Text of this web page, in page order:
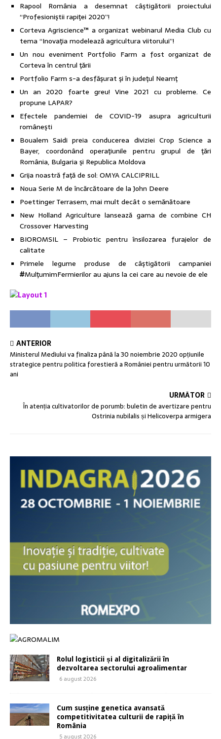
Rapool România a desemnat câştigătorii proiectului
“Profesioniştii rapiţei 2020”!
Corteva Agriscience™ a organizat webinarul Media Club cu
tema “Inovaţia modelează agricultura viitorului”!
Un nou eveniment Portfolio Farm a fost organizat de
Corteva în centrul ţării
Portfolio Farm s-a desfăşurat şi în judeţul Neamţ
Un an 2020 foarte greu! Vine 2021 cu probleme. Ce
propune LAPAR?
Efectele pandemiei de COVID-19 asupra agriculturii
româneşti
Boualem Saidi preia conducerea diviziei Crop Science a
Bayer, coordonând operaţiunile pentru grupul de ţări
România, Bulgaria şi Republica Moldova
Grija noastră faţă de sol: OMYA CALCIPRILL
Noua Serie M de încărcătoare de la John Deere
Poettinger Terrasem, mai mult decât o semănătoare
New Holland Agriculture lansează gama de combine CH
Crossover Harvesting
BIOROMSIL – Probiotic pentru însilozarea furajelor de
calitate
Primele legume produse de câştigătorii campaniei
#MulţumimFermierilor au ajuns la cei care au nevoie de ele
ANTERIOR
Ministerul Mediului va finaliza până la 30 noiembrie 2020 opțiunile
strategice pentru politica forestieră a României pentru următorii 10
ani
URMĂTOR
În atenția cultivatorilor de porumb: buletin de avertizare pentru
Ostrinia nubilalis și Helicoverpa armigera
Rolul logisticii și al digitalizării în
dezvoltarea sectorului agroalimentar
6 august 2026
Cum susține genetica avansată
competitivitatea culturii de rapiță în
România
5 august 2026